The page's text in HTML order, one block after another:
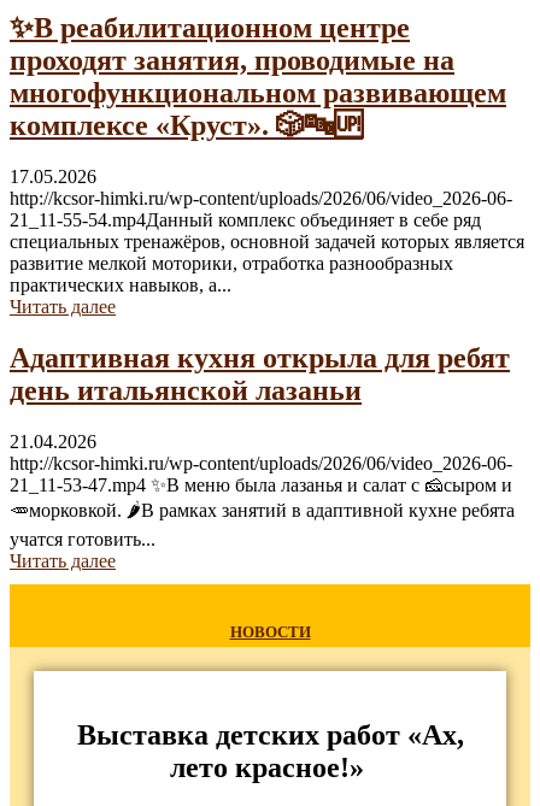
✨В реабилитационном центре
проходят занятия, проводимые на
многофункциональном развивающем
комплексе «Круст». 🎲🔤🆙
17.05.2026
http://kcsor-himki.ru/wp-content/uploads/2026/06/video_2026-06-
21_11-55-54.mp4Данный комплекс объединяет в себе ряд
специальных тренажёров, основной задачей которых является
развитие мелкой моторики, отработка разнообразных
практических навыков, а...
Читать далее
Адаптивная кухня открыла для ребят
день итальянской лазаньи
21.04.2026
http://kcsor-himki.ru/wp-content/uploads/2026/06/video_2026-06-
21_11-53-47.mp4 ✨В меню была лазанья и салат с 🧀сыром и
🥕морковкой. 🌶В рамках занятий в адаптивной кухне ребята
учатся готовить...
Читать далее
НОВОСТИ
Выставка детских работ «Ах,
лето красное!»